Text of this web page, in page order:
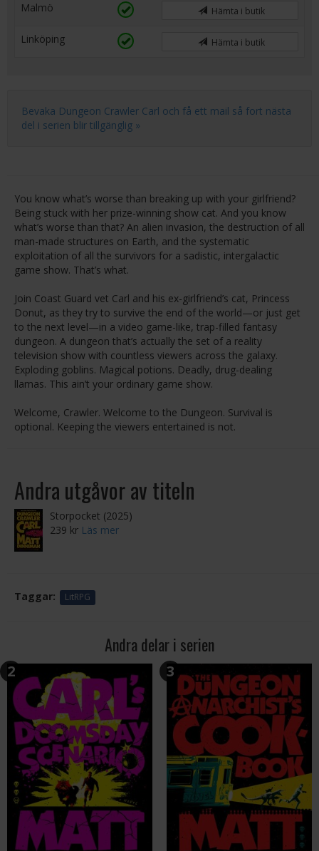
Malmö Hämta i butik
Linköping Hämta i butik
Bevaka Dungeon Crawler Carl och få ett mail så fort nästa
del i serien blir tillgänglig »
You know what’s worse than breaking up with your girlfriend?
Being stuck with her prize-winning show cat. And you know
what’s worse than that? An alien invasion, the destruction of all
man-made structures on Earth, and the systematic
exploitation of all the survivors for a sadistic, intergalactic
game show. That’s what.
Join Coast Guard vet Carl and his ex-girlfriend’s cat, Princess
Donut, as they try to survive the end of the world—or just get
to the next level—in a video game-like, trap-filled fantasy
dungeon. A dungeon that’s actually the set of a reality
television show with countless viewers across the galaxy.
Exploding goblins. Magical potions. Deadly, drug-dealing
llamas. This ain’t your ordinary game show.
Welcome, Crawler. Welcome to the Dungeon. Survival is
optional. Keeping the viewers entertained is not.
Andra utgåvor av titeln
Storpocket (2025)
239 kr Läs mer
Taggar: LitRPG
Andra delar i serien
2 3